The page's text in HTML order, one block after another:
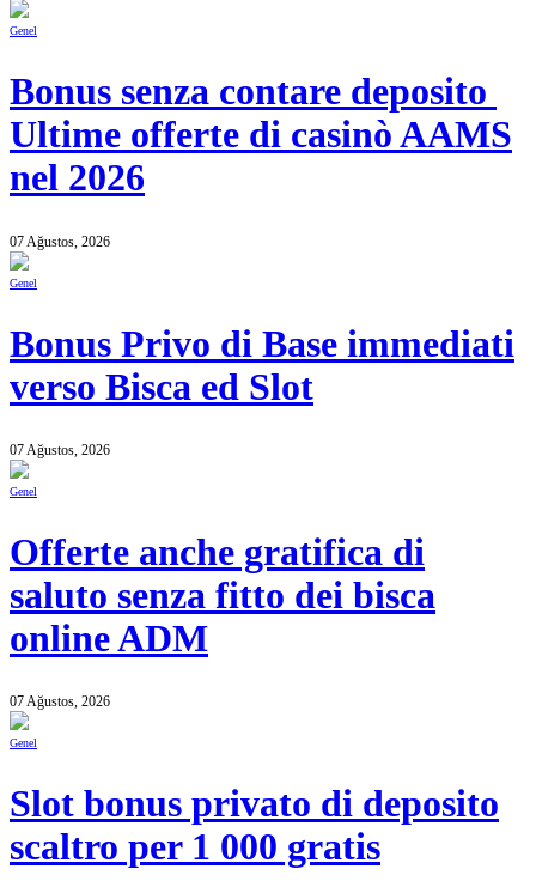
Genel
Bonus senza contare deposito ️
Ultime offerte di casinò AAMS
nel 2026
07 Ağustos, 2026
Genel
Bonus Privo di Base immediati
verso Bisca ed Slot
07 Ağustos, 2026
Genel
Offerte anche gratifica di
saluto senza fitto dei bisca
online ADM
07 Ağustos, 2026
Genel
Slot bonus privato di deposito
scaltro per 1 000 gratis